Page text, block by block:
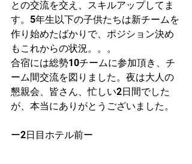
との交流を交え、スキルアップしてま
す。5年生以下の子供たちは新チームを
作り始めたばかりで、ポジション決め
もこれからの状況。。。
合宿には総勢10チームに参加頂き、チ
ーム間交流を図りました。夜は大人の
懇親会、皆さん、忙しい2日間でした
が、本当にありがとうございました。
ー2日目ホテル前ー